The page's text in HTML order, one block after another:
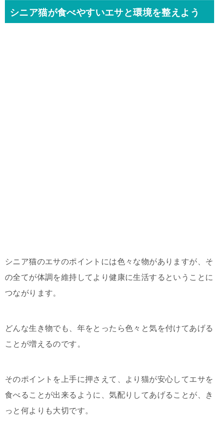
シニア猫が食べやすいエサと環境を整えよう
シニア猫のエサのポイントには色々な物がありますが、そ
の全てが体調を維持してより健康に生活するということに
つながります。
どんな生き物でも、年をとったら色々と気を付けてあげる
ことが増えるのです。
そのポイントを上手に押さえて、より猫が安心してエサを
食べることが出来るように、気配りしてあげることが、き
っと何よりも大切です。